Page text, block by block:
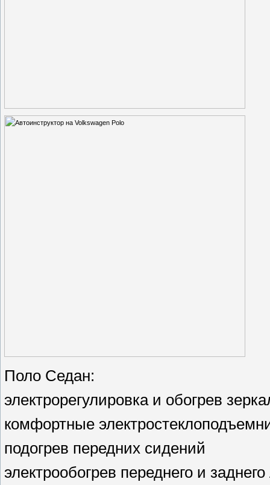
Поло Седан:
электрорегулировка и обогрев
комфортные
подогрев передних сидений
электрообогрев переднего и